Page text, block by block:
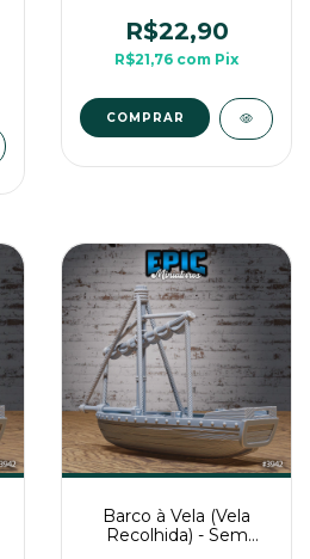
Mesa
R$22,90
R$21,76 com Pix
Barco à Vela (Vela
Recolhida) - Sem